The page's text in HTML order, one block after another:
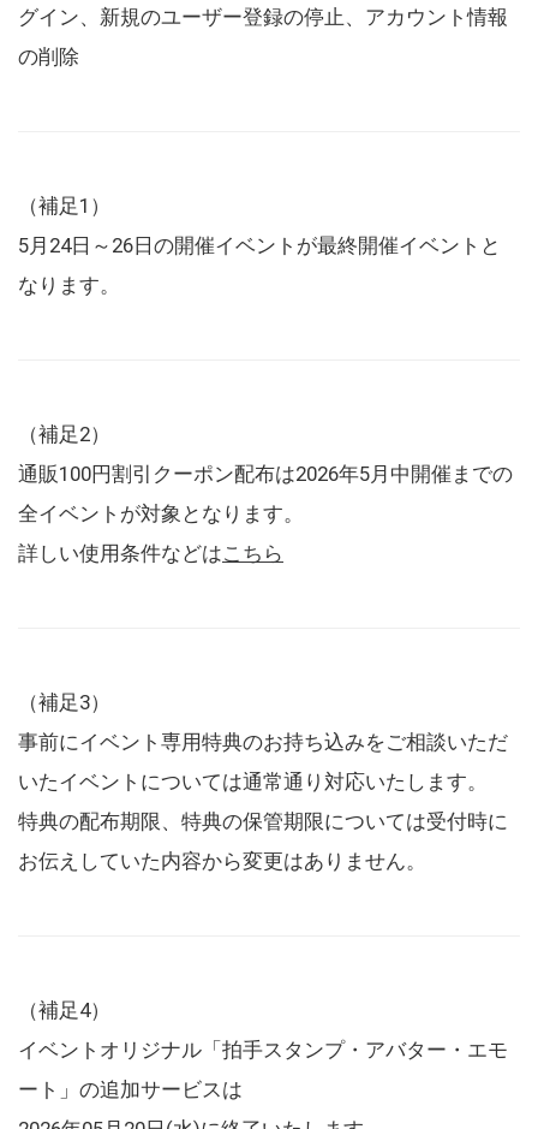
グイン、新規のユーザー登録の停止、アカウント情報
の削除
（補足1）
5月24日～26日の開催イベントが最終開催イベントと
なります。
（補足2）
通販100円割引クーポン配布は2026年5月中開催までの
全イベントが対象となります。
詳しい使用条件などはこちら
（補足3）
事前にイベント専用特典のお持ち込みをご相談いただ
いたイベントについては通常通り対応いたします。
特典の配布期限、特典の保管期限については受付時に
お伝えしていた内容から変更はありません。
（補足4）
イベントオリジナル「拍手スタンプ・アバター・エモ
ート」の追加サービスは